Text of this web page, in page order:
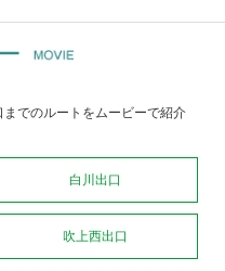
でのルートをムービーで紹介
白川出口
吹上西出口